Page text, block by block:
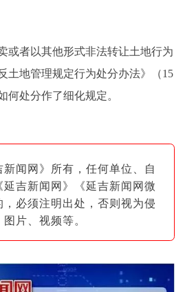
者以其他形式非法转让土地行为
土地管理规定行为处分办法》（15
何处分作了细化规定。
闻网》所有，任何单位、自
吉新闻网》《延吉新闻网微
必须注明出处，否则视为侵
图片 、视频等。